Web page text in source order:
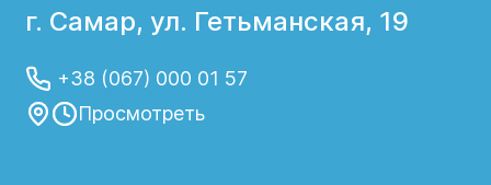
г. Самар, ул. Гетьманская, 19
+38 (067) 000 01 57
Просмотреть